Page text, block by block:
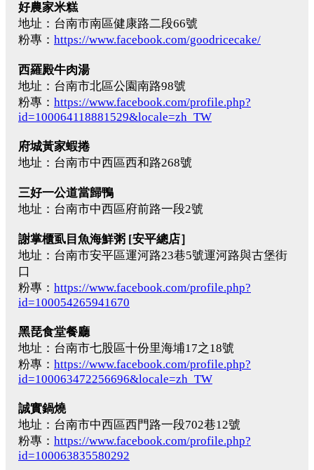
好農家米糕
地址：台南市南區健康路二段66號
粉專： https://www.facebook.com/goodricecake/
西羅殿牛肉湯
地址：台南市北區公園南路98號
粉專： https://www.facebook.com/profile.php?
id=100064118881529&locale=zh_TW
府城黃家蝦捲
地址：台南市中西區西和路268號
三好一公道當歸鴨
地址：台南市中西區府前路一段2號
謝掌櫃虱目魚海鮮粥 [安平總店］
地址：台南市安平區運河路23巷5號運河路與古堡街
口
粉專： https://www.facebook.com/profile.php?
id=100054265941670
黑琵食堂餐廳
地址：台南市七股區十份里海埔17之18號
粉專： https://www.facebook.com/profile.php?
id=100063472256696&locale=zh_TW
誠實鍋燒
地址：台南市中西區西門路一段702巷12號
粉專： https://www.facebook.com/profile.php?
id=100063835580292